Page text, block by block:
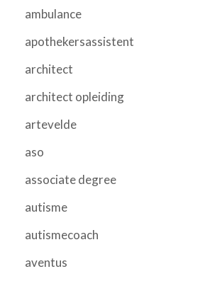
ambulance
apothekersassistent
architect
architect opleiding
artevelde
aso
associate degree
autisme
autismecoach
aventus